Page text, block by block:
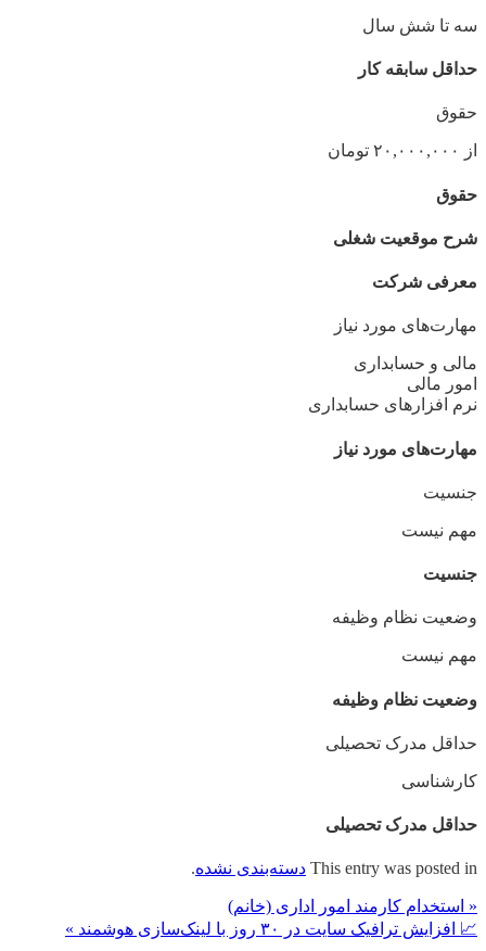
سه تا شش سال
حداقل سابقه کار
حقوق
از ۲۰,۰۰۰,۰۰۰ تومان
حقوق
شرح موقعیت شغلی
معرفی شرکت
مهارت‌های مورد نیاز
مالی و حسابداری
امور مالی
نرم افزارهای حسابداری
مهارت‌های مورد نیاز
جنسیت
مهم نیست
جنسیت
وضعیت نظام وظیفه
مهم‌ نیست
وضعیت نظام وظیفه
حداقل مدرک تحصیلی
کارشناسی
حداقل مدرک تحصیلی
This entry was posted in دسته‌بندی نشده.
« استخدام کارمند امور اداری (خانم)
📈 افزایش ترافیک سایت در ۳۰ روز با لینک‌سازی هوشمند »